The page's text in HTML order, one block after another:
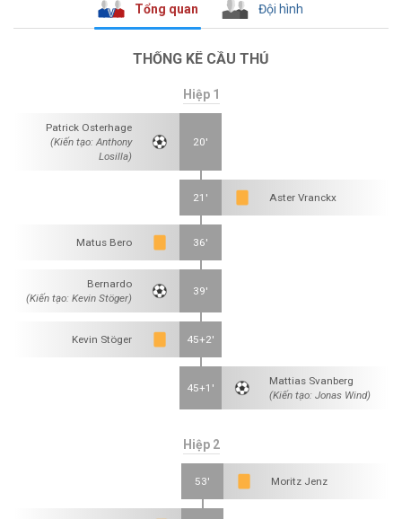
Tổng quan Đội hình
THỐNG KÊ CẦU THỦ
Hiệp 1
Patrick Osterhage
(Kiến tạo: Anthony
Losilla)
20'
21' Aster Vranckx
Matus Bero 36'
Bernardo
(Kiến tạo: Kevin Stöger)
39'
Kevin Stöger 45+2'
45+1'
Mattias Svanberg
(Kiến tạo: Jonas Wind)
Hiệp 2
53' Moritz Jenz